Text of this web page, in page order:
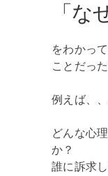
「な
をわかっ
ことだっ
例えば、、
どんな心
か？
誰に訴求